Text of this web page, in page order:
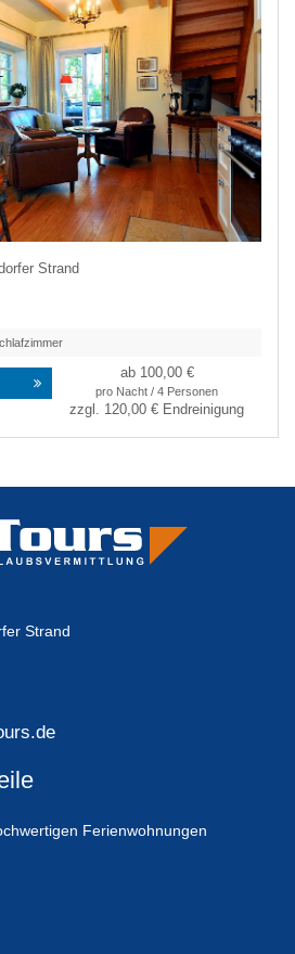
Strand
ab 100,00 €
pro Nacht / 4 Personen
zzgl. 120,00 € Endreinigung
Strand
Ferienwohnungen